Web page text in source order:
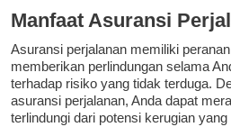
Manfaat Asuransi
Asuransi perjalanan memiliki
memberikan perlindungan selama
terhadap risiko yang tidak terduga.
asuransi perjalanan, Anda dapat
terlindungi dari potensi kerugian